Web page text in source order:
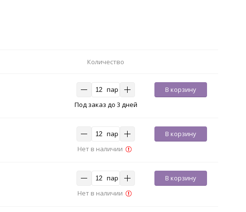
Количество
пар
В корзину
Под заказ до 3 дней
пар
В корзину
Нет в наличии
пар
В корзину
Нет в наличии